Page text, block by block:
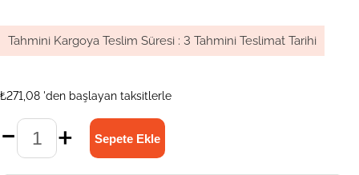
Tahmini Kargoya Teslim Süresi : 3 Tahmini Teslimat Tarihi
₺271,08 'den başlayan taksitlerle